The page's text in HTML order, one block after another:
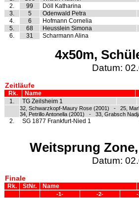
2.
99 Döll Katharina
3.
5 Odenwald Petra
4.
6 Hofmann Cornelia
5.
68 Heusslein Simona
6.
31 Scharmann Alina
4x50m,
Datum:
Zeitläufe
Rk. Name
1.
TG Zeilsheim 1
32, Schwarzkopf-Maury Rose (2001) - 25,
34, Petrillo Antonella (2001) - 33, Grabsch
2. SG 1877 Frankfurt-Nied 1
Weitsprung
Datum:
Finale
Rk. StNr. Name
-1- -2-